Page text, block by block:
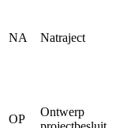
NA Natraject
OP
Ontwerp